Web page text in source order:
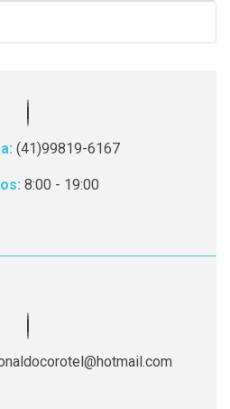
(41)99819-6167
8:00 - 19:00